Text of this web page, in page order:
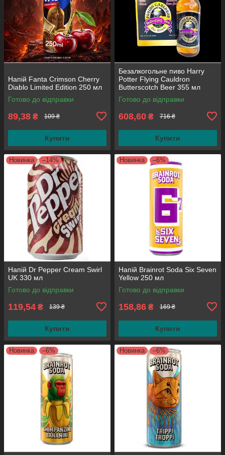
Напій Fanta Crimson Cherry
Diablo Limited Edition 250 мл
Готово до відправки
89,38 ₴ 109 ₴
Купити
Безалкогольне пиво Harry
Potter Flying Cauldron
Butterscotch Beer 355 мл
(паковання 4 шт.)
Готово до відправки
608,60 ₴ 716 ₴
Купити
Новинка –14%
Напій Dr Pepper Cream Swirl
UK 330 мл
Готово до відправки
119,54 ₴ 139 ₴
Купити
Новинка –6%
Напій Brainrot Soda Six Seven
Yellow 250 мл
Готово до відправки
158,86 ₴ 169 ₴
Купити
Новинка –6% Новинка –6%